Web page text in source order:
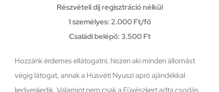
Részvételi díj regisztráció nélkül
1 személyes: 2.000 Ft/fő
Családi belépő: 3.500 Ft
Hozzánk érdemes ellátogatni, hiszen aki minden állomást
végig látogat, annak a Húsvéti Nyuszi apró ajándékkal
kedveskedik. Valamint nem csak a Füvészkert adta csodás